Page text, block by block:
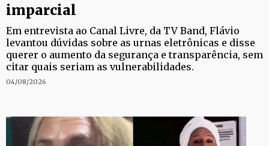
imparcial
Em entrevista ao Canal Livre, da TV Band, Flávio
levantou dúvidas sobre as urnas eletrônicas e disse
querer o aumento da segurança e transparência, sem
citar quais seriam as vulnerabilidades.
04/08/2026